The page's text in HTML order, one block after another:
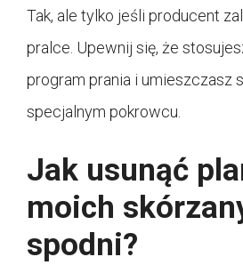
Tak, ale tylko jeśli producent
pralce. Upewnij się, że
program prania i umieszczasz
specjalnym pokrowcu.
Jak usunąć
moich
spodni?